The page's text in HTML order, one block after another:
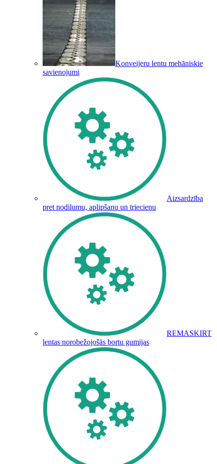
Konveijeru lentu mehāniskie
savienojumi
Aizsardzība
pret nodilumu, aplipšanu un triecienu
REMASKIRT
lentas norobežojošās bortu gumijas